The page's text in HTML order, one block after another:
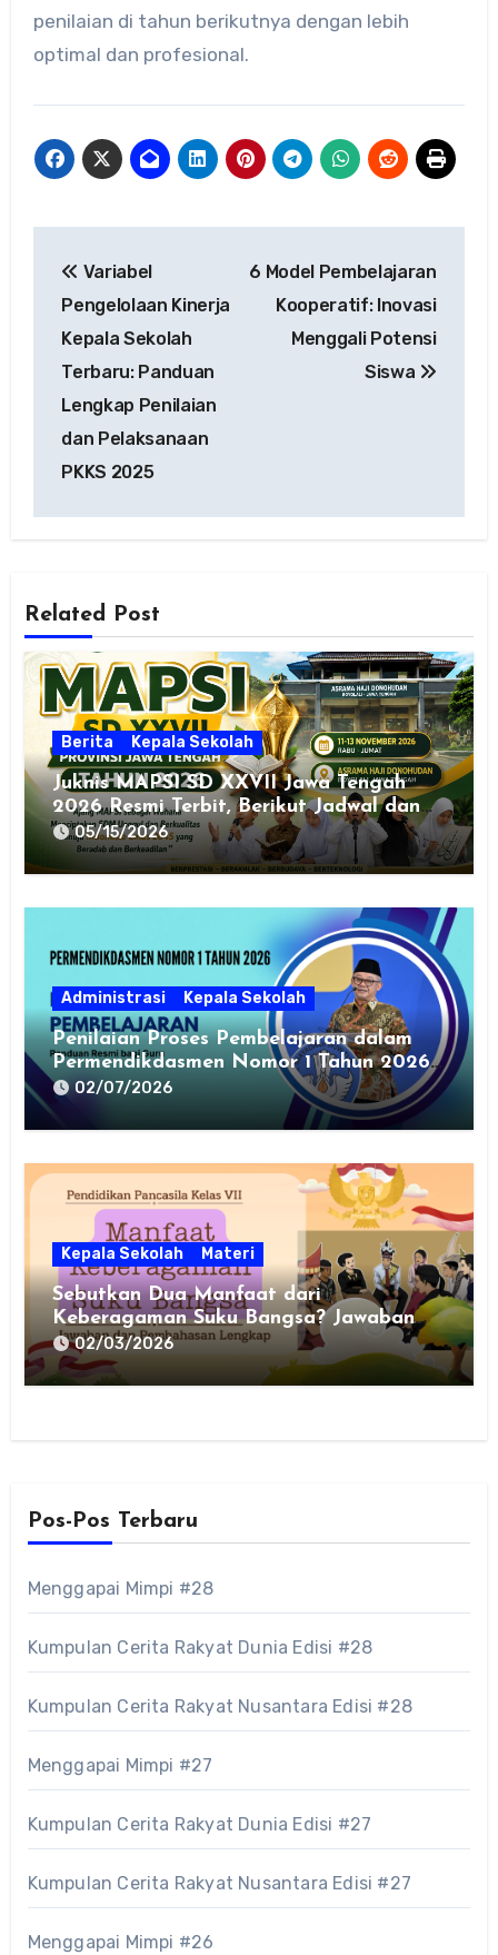
penilaian di tahun berikutnya dengan lebih
optimal dan profesional.
pos
Variabel
Pengelolaan Kinerja
Kepala Sekolah
Terbaru: Panduan
Lengkap Penilaian
dan Pelaksanaan
PKKS 2025
6 Model Pembelajaran
Kooperatif: Inovasi
Menggali Potensi
Siswa
Related Post
Berita Kepala Sekolah
Juknis MAPSI SD XXVII Jawa Tengah
2026 Resmi Terbit, Berikut Jadwal dan
Cabang Lombanya
05/15/2026
Administrasi Kepala Sekolah
Penilaian Proses Pembelajaran dalam
Permendikdasmen Nomor 1 Tahun 2026:
Panduan Resmi bagi Guru
02/07/2026
Kepala Sekolah Materi
Sebutkan Dua Manfaat dari
Keberagaman Suku Bangsa? Jawaban
dan Pembahasan Lengkap untuk PPKn
Kelas VII
02/03/2026
Pos-Pos Terbaru
Menggapai Mimpi #28
Kumpulan Cerita Rakyat Dunia Edisi #28
Kumpulan Cerita Rakyat Nusantara Edisi #28
Menggapai Mimpi #27
Kumpulan Cerita Rakyat Dunia Edisi #27
Kumpulan Cerita Rakyat Nusantara Edisi #27
Menggapai Mimpi #26